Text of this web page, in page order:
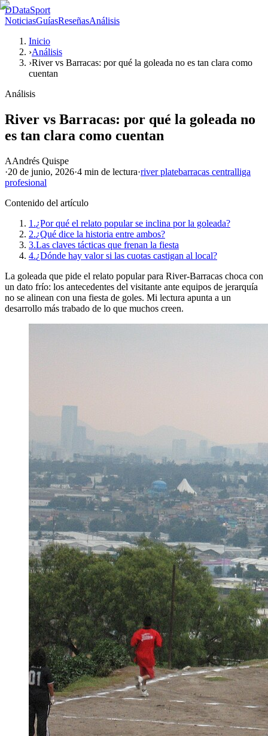
DDataSport
NoticiasGuíasReseñasAnálisis
Inicio
›Análisis
›River vs Barracas: por qué la goleada no es tan clara como
cuentan
Análisis
River vs Barracas: por qué la goleada no
es tan clara como cuentan
AAndrés Quispe
·20 de junio, 2026·4 min de lectura·river platebarracas centralliga
profesional
Contenido del artículo
1.¿Por qué el relato popular se inclina por la goleada?
2.¿Qué dice la historia entre ambos?
3.Las claves tácticas que frenan la fiesta
4.¿Dónde hay valor si las cuotas castigan al local?
La goleada que pide el relato popular para River-Barracas choca con
un dato frío: los antecedentes del visitante ante equipos de jerarquía
no se alinean con una fiesta de goles. Mi lectura apunta a un
desarrollo más trabado de lo que muchos creen.